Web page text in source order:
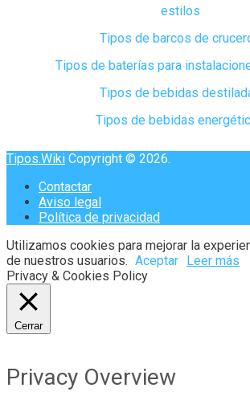
estilos
Tipos de barcos de
Tipos de baterías para
Tipos de bebidas
Tipos de bebidas
Tipos.Wiki Copyright © 2026.
Contactar
Aviso legal
Política de privacidad
Utilizamos cookies para mejorar la
de nuestros usuarios. Aceptar Leer más
Privacy & Cookies Policy
Cerrar
Privacy Overview